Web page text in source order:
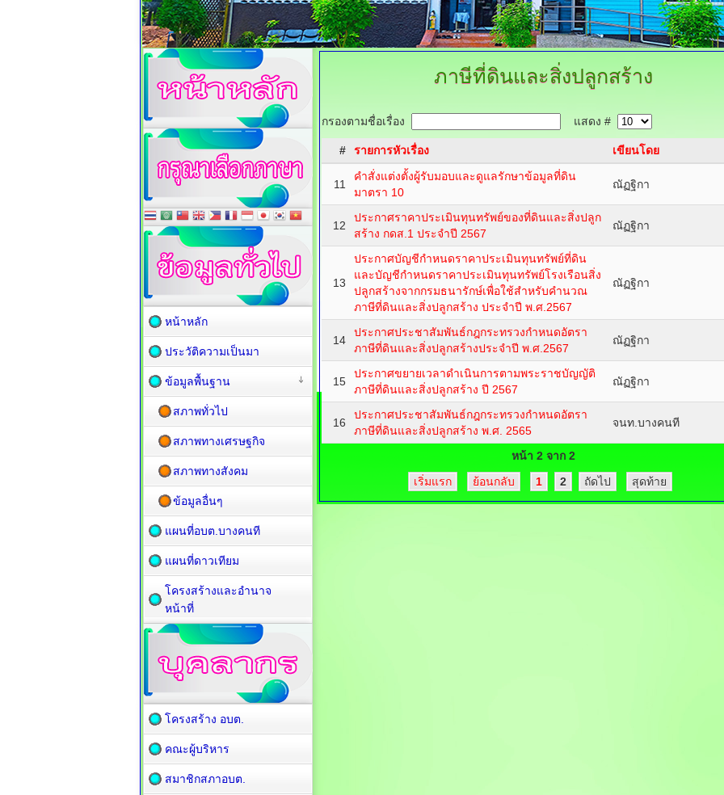
ภาษีที่ดินและสิ่งปลูกสร้าง
กรองตามชื่อเรื่อง แสดง #
# รายการหัวเรื่อง เขียนโดย
11
คำสั่งแต่งตั้งผู้รับมอบและดูแลรักษาข้อมูลที่ดิน
มาตรา 10
ณัฏฐิกา
12
ประกาศราคาประเมินทุนทรัพย์ของที่ดินและสิ่งปลูก
สร้าง กดส.1 ประจำปี 2567
ณัฏฐิกา
13
ประกาศบัญชีกำหนดราคาประเมินทุนทรัพย์ที่ดิน
และบัญชีกำหนดราคาประเมินทุนทรัพย์โรงเรือนสิ่ง
ปลูกสร้างจากกรมธนารักษ์เพื่อใช้สำหรับคำนวณ
ภาษีที่ดินและสิ่งปลูกสร้าง ประจำปี พ.ศ.2567
ณัฏฐิกา
14
ประกาศประชาสัมพันธ์กฎกระทรวงกำหนดอัตรา
ภาษีที่ดินและสิ่งปลูกสร้างประจำปี พ.ศ.2567
ณัฏฐิกา
15
ประกาศขยายเวลาดำเนินการตามพระราชบัญญัติ
ภาษีที่ดินและสิ่งปลูกสร้าง ปี 2567
ณัฏฐิกา
16
ประกาศประชาสัมพันธ์กฎกระทรวงกำหนดอัตรา
ภาษีที่ดินและสิ่งปลูกสร้าง พ.ศ. 2565
จนท.บางคนที
หน้า 2 จาก 2
เริ่มแรก
ย้อนกลับ 1 2 ถัดไป สุดท้าย
หน้าหลัก
ประวัติความเป็นมา
ข้อมูลพื้นฐาน
สภาพทั่วไป
สภาพทางเศรษฐกิจ
สภาพทางสังคม
ข้อมูลอื่นๆ
แผนที่อบต.บางคนที
แผนที่ดาวเทียม
โครงสร้างและอำนาจ
หน้าที่
โครงสร้าง อบต.
คณะผู้บริหาร
สมาชิกสภาอบต.